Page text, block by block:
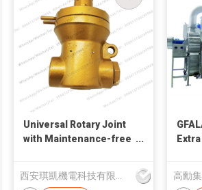
Universal Rotary Joint
with Maintenance-free
for Karl Mayer Sizing
高勳